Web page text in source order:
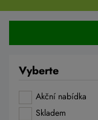
Vyberte
Akční nabídka
Skladem